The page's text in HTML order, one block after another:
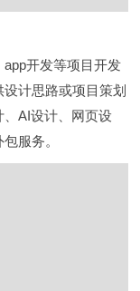
开发等项目开发
计思路或项目策划
AI设计、网页设
服务。